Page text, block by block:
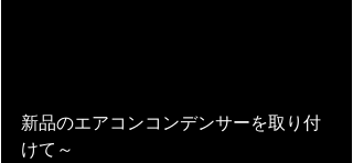
新品のエアコンコンデンサーを取り付
けて～